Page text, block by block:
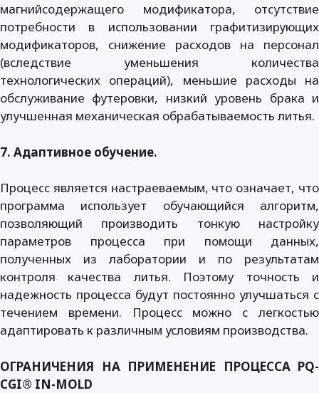
магнийсодержащего модификатора, отсутствие
потребности в использовании графитизирующих
модификаторов, снижение расходов на персонал
(вследствие уменьшения количества
технологических операций), меньшие расходы на
обслуживание футеровки, низкий уровень брака и
улучшенная механическая обрабатываемость литья.
7. Адаптивное обучение.
Процесс является настраеваемым, что означает, что
программа использует обучающийся алгоритм,
позволяющий производить тонкую настройку
параметров процесса при помощи данных,
полученных из лаборатории и по результатам
контроля качества литья. Поэтому точность и
надежность процесса будут постоянно улучшаться с
течением времени. Процесс можно с легкостью
адаптировать к различным условиям производства.
ОГРАНИЧЕНИЯ НА ПРИМЕНЕНИЕ ПРОЦЕССА PQ-
CGI® IN-MOLD